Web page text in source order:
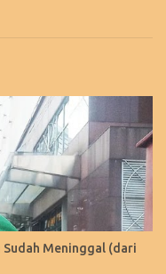
Sudah Meninggal (dari